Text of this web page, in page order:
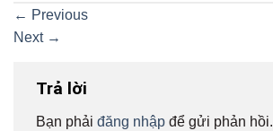
← Previous
Next →
Trả lời
Bạn phải đăng nhập để gửi phản hồi.